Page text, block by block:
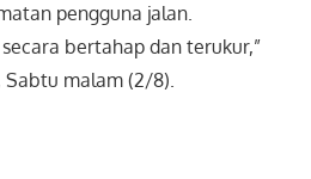
pengguna jalan.
bertahap dan terukur,”
Sabtu malam (2/8).